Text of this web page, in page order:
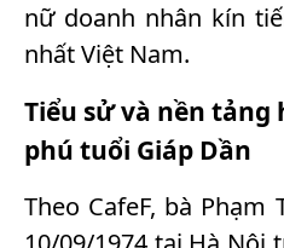
nữ doanh nhân kín
nhất Việt Nam.
Tiểu sử và nền tảng
phú tuổi Giáp Dần
Theo CafeF, bà Phạm